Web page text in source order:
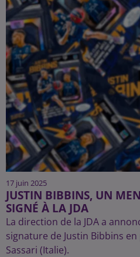
17 juin 2025
JUSTIN BIBBINS, UN
SIGNÉ À LA JDA
La direction de la JDA a
signature de Justin Bibbins
Sassari (Italie).